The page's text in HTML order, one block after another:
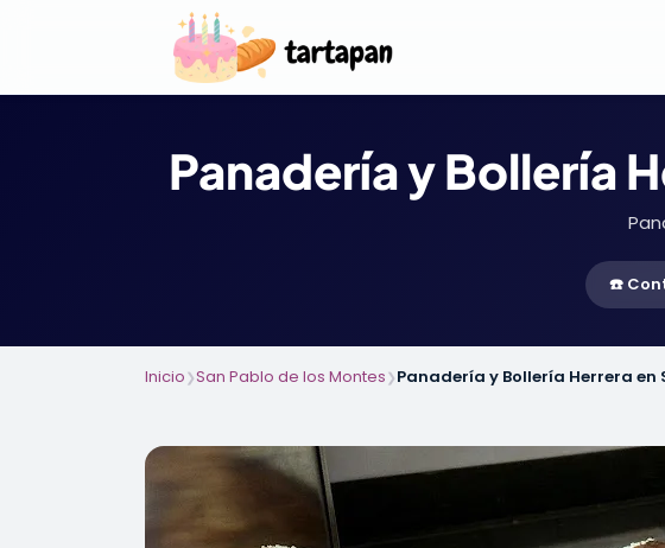
Panadería y Bollería
☎️
Inicio❯San Pablo de los Montes❯Panadería y Bollería Herrera en